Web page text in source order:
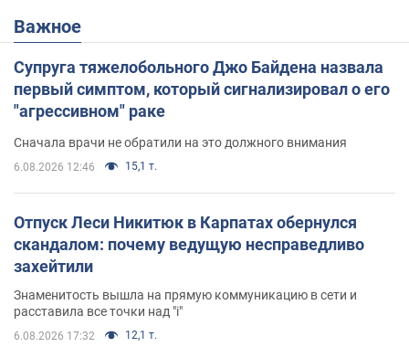
Важное
Супруга тяжелобольного Джо Байдена назвала
первый симптом, который сигнализировал о его
"агрессивном" раке
Сначала врачи не обратили на это должного внимания
6.08.2026 12:46 15,1 т.
Отпуск Леси Никитюк в Карпатах обернулся
скандалом: почему ведущую несправедливо
захейтили
Знаменитость вышла на прямую коммуникацию в сети и
расставила все точки над "i"
6.08.2026 17:32 12,1 т.